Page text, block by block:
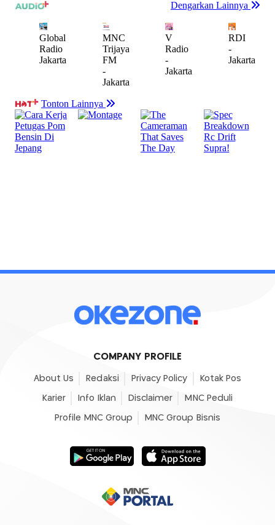
COMPANY PROFILE
About Us Redaksi Privacy Policy Kotak Pos
Karier Info Iklan Disclaimer MNC Peduli
Profile MNC Group MNC Group Bisnis